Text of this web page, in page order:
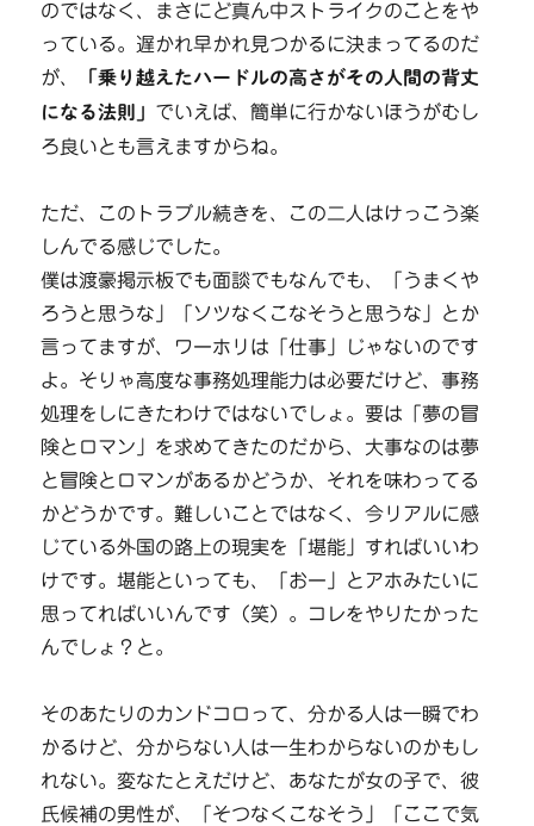
のではなく、まさにど真ん中ストライクのことをや
っている。遅かれ早かれ見つかるに決まってるのだ
が、
「乗り越えたハードルの高さがその人間の背丈
になる法則」 でいえば、簡単に行かないほうがむし
ろ良いとも言えますからね。
ただ、このトラブル続きを、この二人はけっこう楽
しんでる感じでした。
僕は渡豪掲示板でも面談でもなんでも、「うまくや
ろうと思うな」「ソツなくこなそうと思うな」とか
言ってますが、ワーホリは「仕事」じゃないのです
よ。そりゃ高度な事務処理能力は必要だけど、事務
処理をしにきたわけではないでしょ。要は「夢の冒
険とロマン」を求めてきたのだから、大事なのは夢
と冒険とロマンがあるかどうか、それを味わってる
かどうかです。難しいことではなく、今リアルに感
じている外国の路上の現実を「堪能」すればいいわ
けです。堪能といっても、「おー」とアホみたいに
思ってればいいんです（笑）。コレをやりたかった
んでしょ？と。
そのあたりのカンドコロって、分かる人は一瞬でわ
かるけど、分からない人は一生わからないのかもし
れない。変なたとえだけど、あなたが女の子で、彼
氏候補の男性が、「そつなくこなそう」「ここで気